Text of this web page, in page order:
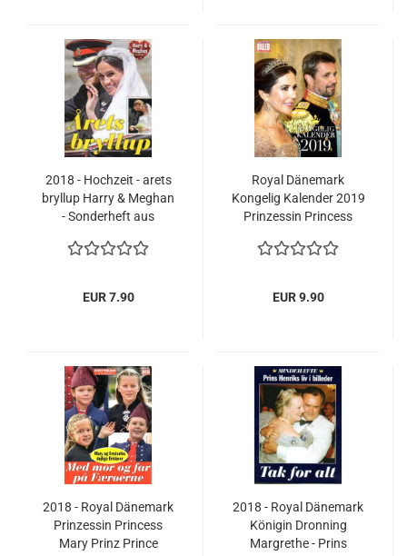
2018 - Hochzeit - arets
bryllup Harry & Meghan
- Sonderheft aus
EUR 7.90
Royal Dänemark
Kongelig Kalender 2019
Prinzessin Princess
Margrethe
EUR 9.90
2018 - Royal Dänemark
Prinzessin Princess
Mary Prinz Prince
2018 - Royal Dänemark
Königin Dronning
Margrethe - Prins